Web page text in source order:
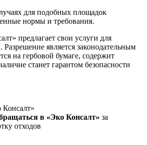
для подобных площадок
нормы и требования.
предлагает свои услуги для
является законодательным
на гербовой бумаге, содержит
станет гарантом безопасности
в «Эко Консалт» за
отходов